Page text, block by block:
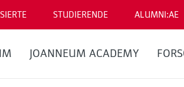
STUDIERENDE ALUMNI:AE
JOANNEUM ACADEMY